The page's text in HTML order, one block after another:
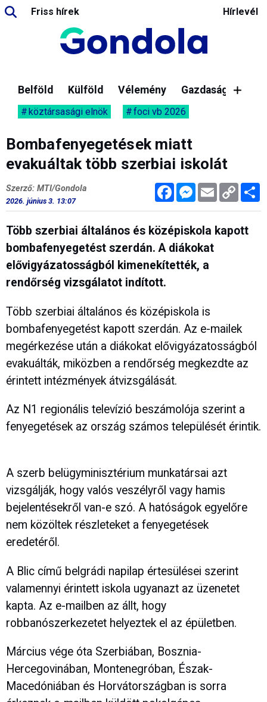
Friss hírek Hírlevél
Belföld Külföld Vélemény Gazdaság
köztársasági elnök foci vb 2026
Bombafenyegetések miatt
evakuáltak több szerbiai iskolát
FacebookMessenger
Email Copy
Link
Szerző: MTI/Gondola
2026. június 3. 13:07
Több szerbiai általános és középiskola kapott
bombafenyegetést szerdán. A diákokat
elővigyázatosságból kimenekítették, a
rendőrség vizsgálatot indított.
Több szerbiai általános és középiskola is
bombafenyegetést kapott szerdán. Az e-mailek
megérkezése után a diákokat elővigyázatosságból
evakuálták, miközben a rendőrség megkezdte az
érintett intézmények átvizsgálását.
Az N1 regionális televízió beszámolója szerint a
fenyegetések az ország számos települését érintik.
A szerb belügyminisztérium munkatársai azt
vizsgálják, hogy valós veszélyről vagy hamis
bejelentésekről van-e szó. A hatóságok egyelőre
nem közöltek részleteket a fenyegetések
eredetéről.
A Blic című belgrádi napilap értesülései szerint
valamennyi érintett iskola ugyanazt az üzenetet
kapta. Az e-mailben az állt, hogy
robbanószerkezetet helyeztek el az épületben.
Március vége óta Szerbiában, Bosznia-
Hercegovinában, Montenegróban, Észak-
Macedóniában és Horvátországban is sorra